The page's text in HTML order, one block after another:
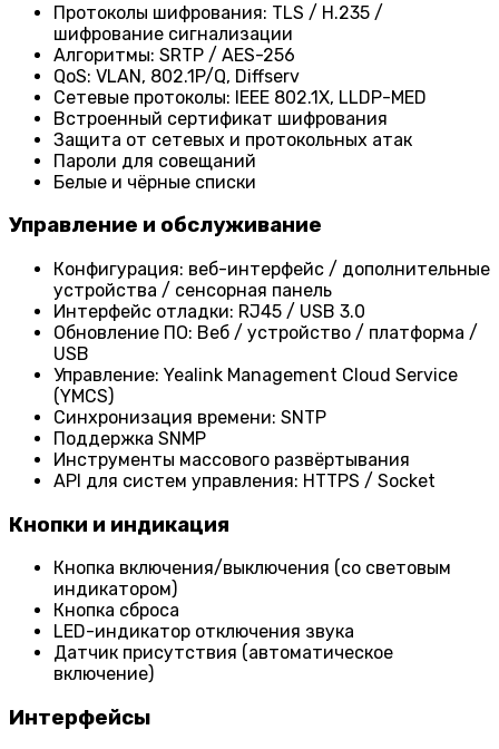
Протоколы шифрования: TLS / H.235 /
шифрование сигнализации
Алгоритмы: SRTP / AES-256
QoS: VLAN, 802.1P/Q, Diffserv
Сетевые протоколы: IEEE 802.1X, LLDP-MED
Встроенный сертификат шифрования
Защита от сетевых и протокольных атак
Пароли для совещаний
Белые и чёрные списки
Управление и обслуживание
Конфигурация: веб-интерфейс / дополнительные
устройства / сенсорная панель
Интерфейс отладки: RJ45 / USB 3.0
Обновление ПО: Веб / устройство / платформа /
USB
Управление: Yealink Management Cloud Service
(YMCS)
Синхронизация времени: SNTP
Поддержка SNMP
Инструменты массового развёртывания
API для систем управления: HTTPS / Socket
Кнопки и индикация
Кнопка включения/выключения (со световым
индикатором)
Кнопка сброса
LED-индикатор отключения звука
Датчик присутствия (автоматическое
включение)
Интерфейсы